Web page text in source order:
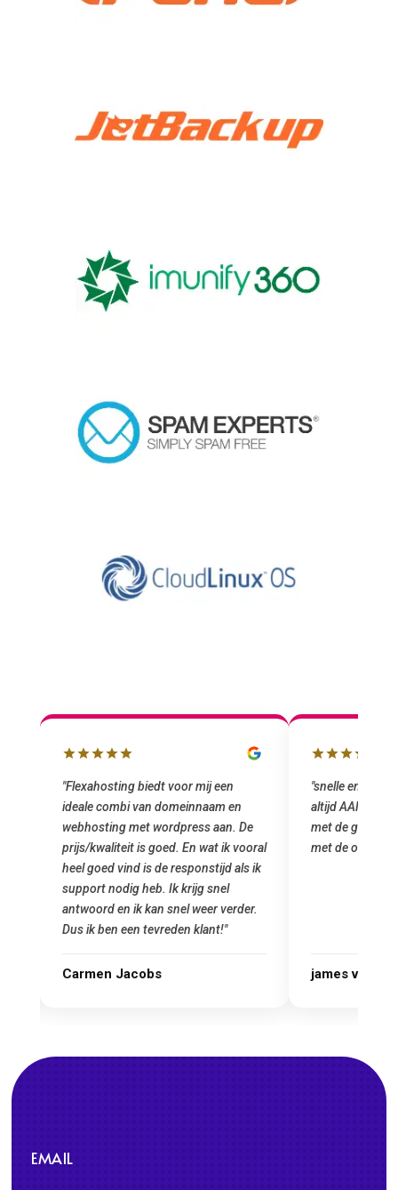
"Flexahosting biedt voor mij een
ideale combi van domeinnaam en
webhosting met wordpress aan. De
prijs/kwaliteit is goed. En wat ik vooral
heel goed vind is de responstijd als ik
support nodig heb. Ik krijg snel
antwoord en ik kan snel weer verder.
Dus ik ben een tevreden klant!"
Carmen Jacobs
"snelle en
altijd AAN (:
met de grote
met de
james van
EMAIL